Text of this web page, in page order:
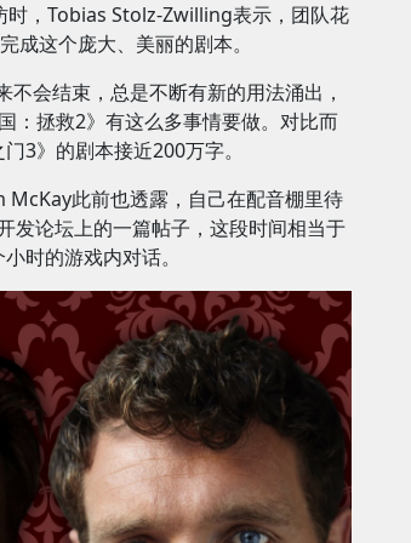
，Tobias Stolz-Zwilling表示，团队花
成这个庞大、美丽的剧本。
会结束，总是不断有新的用法涌出，
：拯救2》有这么多事情要做。对比而
3》的剧本接近200万字。
McKay此前也透露，自己在配音棚里待
发论坛上的一篇帖子，这段时间相当于
时的游戏内对话。